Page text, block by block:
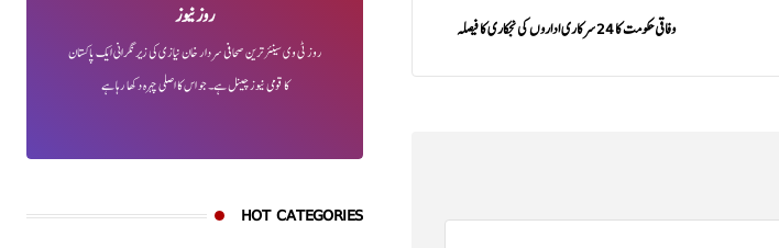
وفاقی حکومت کا 24 سرکاری اداروں کی نجکاری کا فیصلہ روز نیوز
روز ٹی وی سینئر ترین صحافی سردار خان نیازی کی زیر نگرانی ایک پاکستان
کا قومی نیوز چینل ہے۔ جو اس کا اصلی چہرہ دکھا رہا ہے
HOT CATEGORIES